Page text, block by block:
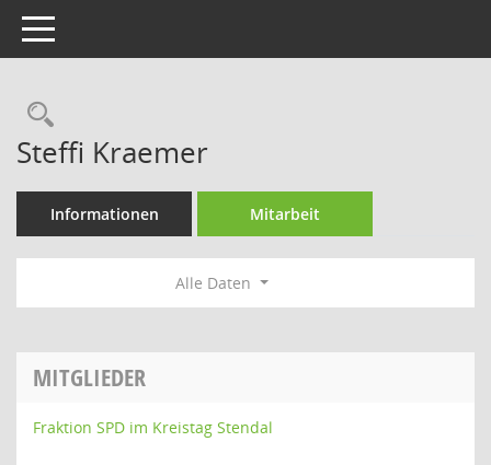
Toggle navigation
Rechercheauswahl
Steffi Kraemer
Informationen Mitarbeit
Alle Daten
MITGLIEDER
Fraktion SPD im Kreistag Stendal